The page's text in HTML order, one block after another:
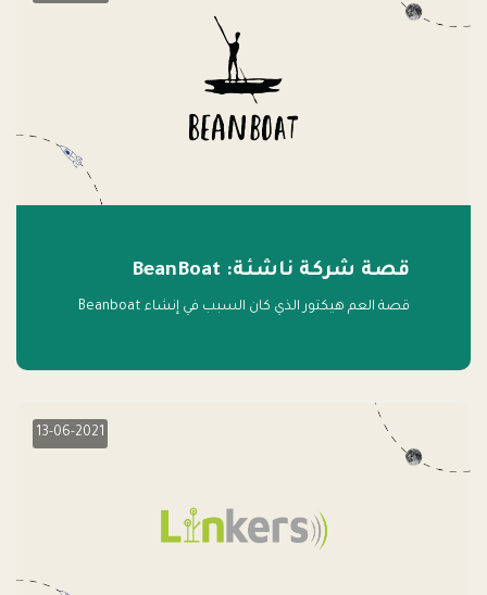
قصة شركة ناشئة: BeanBoat
قصة العم هيكتور الذي كان السبب في إنشاء Beanboat
13-06-2021